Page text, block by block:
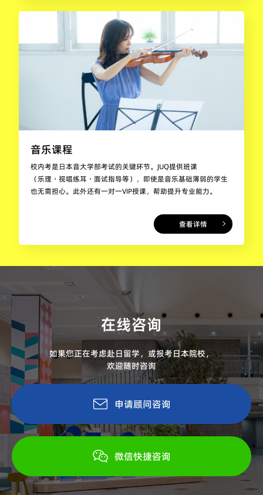
音乐课程
校内考是日本音大学部考试的关键环节。JUQ提供班课
（乐理・视唱练耳・面试指导等），即使是音乐基础薄弱的学生
也无需担心。此外还有一对一VIP授课，帮助提升专业能力。
查看详情
在线咨询
如果您正在考虑赴日留学，或报考日本院校，
欢迎随时咨询
申请顾问咨询
微信快捷咨询